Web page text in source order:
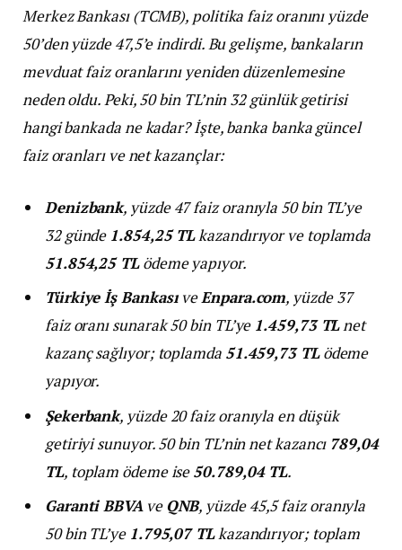
Merkez Bankası (TCMB), politika faiz oranını yüzde
50’den yüzde 47,5’e indirdi. Bu gelişme, bankaların
mevduat faiz oranlarını yeniden düzenlemesine
neden oldu. Peki, 50 bin TL’nin 32 günlük getirisi
hangi bankada ne kadar? İşte, banka banka güncel
faiz oranları ve net kazançlar:
Denizbank, yüzde 47 faiz oranıyla 50 bin TL’ye
32 günde 1.854,25 TLkazandırıyor ve toplamda
51.854,25 TLödeme yapıyor.
Türkiye İş BankasıveEnpara.com, yüzde 37
faiz oranı sunarak 50 bin TL’ye 1.459,73 TLnet
kazanç sağlıyor; toplamda 51.459,73 TLödeme
yapıyor.
Şekerbank, yüzde 20 faiz oranıyla en düşük
getiriyi sunuyor. 50 bin TL’nin net kazancı 789,04
TL, toplam ödeme ise50.789,04 TL.
Garanti BBVAve QNB, yüzde 45,5 faiz oranıyla
50 bin TL’ye 1.795,07 TLkazandırıyor; toplam